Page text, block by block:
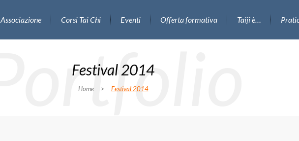
Associazione Corsi Tai Chi Eventi Offerta formativa Taiji è…
Portfolio
Festival 2014
Home > Festival 2014